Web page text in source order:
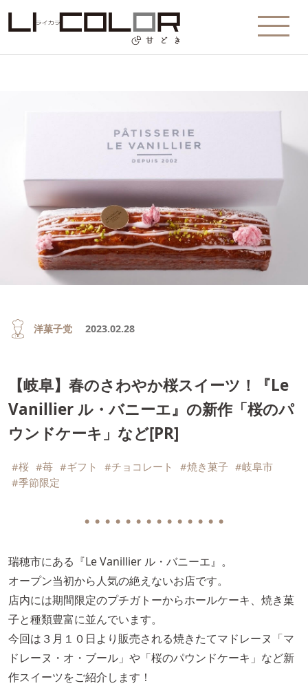
洋菓子党 2023.02.28
【岐阜】春のさわやか桜スイーツ！『Le
Vanillier ル・バニーエ』の新作「桜のパ
ウンドケーキ」など[PR]
#桜 #苺 #ギフト #チョコレート #焼き菓子 #岐阜市
#季節限定
● ● ● ● ● ● ● ● ● ● ● ● ● ●
瑞穂市にある『Le Vanillier ル・バニーエ』。
オープン当初から人気の絶えないお店です。
店内には期間限定のプチガトーからホールケーキ、焼き菓
子と種類豊富に並んでいます。
今回は３月１０日より販売される焼きたてマドレーヌ「マ
ドレーヌ・オ・ブール」や「桜のパウンドケーキ」など新
作スイーツをご紹介します！